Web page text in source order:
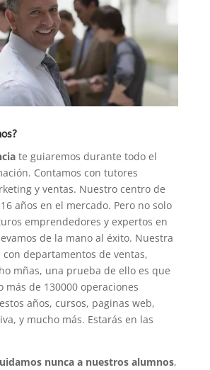
te guiaremos durante todo el
Contamos con tutores
y ventas. Nuestro centro de
años en el mercado. Pero no solo
emprendedores y expertos en
de la mano al éxito. Nuestra
departamentos de ventas,
mñas, una prueba de ello es que
más de 130000 operaciones
años, cursos, paginas web,
y mucho más. Estarás en las
nunca a nuestros alumnos,